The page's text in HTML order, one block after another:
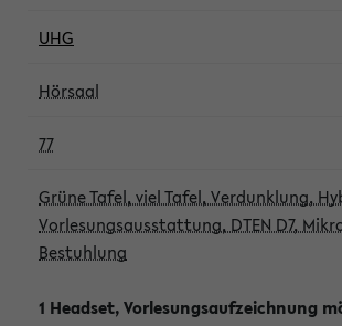
UHG
Hörsaal
77
Grüne Tafel, viel Tafel, Verdunklung,
Vorlesungsausstattung, DTEN D7,
Bestuhlung
1 Headset, Vorlesungsaufzeichnung